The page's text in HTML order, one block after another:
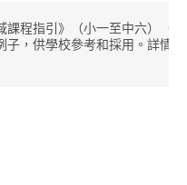
課程指引》（小一至中六）（
，供學校參考和採用。詳情